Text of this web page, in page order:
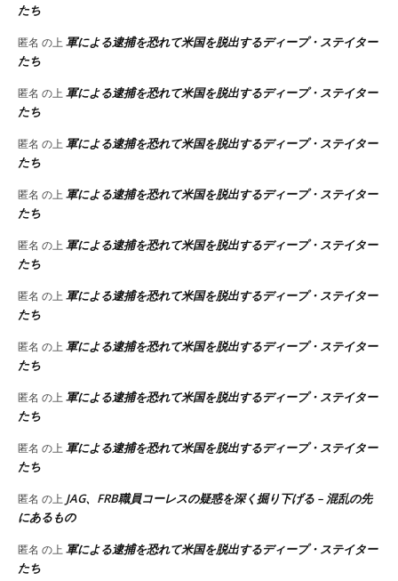
たち
匿名 の上 軍による逮捕を恐れて米国を脱出するディープ・ステイター
たち
匿名 の上 軍による逮捕を恐れて米国を脱出するディープ・ステイター
たち
匿名 の上 軍による逮捕を恐れて米国を脱出するディープ・ステイター
たち
匿名 の上 軍による逮捕を恐れて米国を脱出するディープ・ステイター
たち
匿名 の上 軍による逮捕を恐れて米国を脱出するディープ・ステイター
たち
匿名 の上 軍による逮捕を恐れて米国を脱出するディープ・ステイター
たち
匿名 の上 軍による逮捕を恐れて米国を脱出するディープ・ステイター
たち
匿名 の上 軍による逮捕を恐れて米国を脱出するディープ・ステイター
たち
匿名 の上 軍による逮捕を恐れて米国を脱出するディープ・ステイター
たち
匿名 の上 JAG、FRB職員コーレスの疑惑を深く掘り下げる – 混乱の先
にあるもの
匿名 の上 軍による逮捕を恐れて米国を脱出するディープ・ステイター
たち